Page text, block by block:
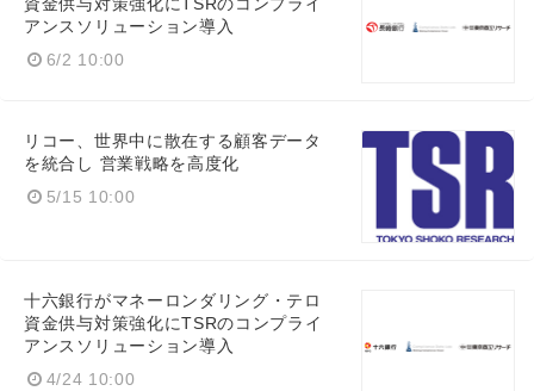
資金供与対策強化にTSRのコンプライ
アンスソリューション導入
6/2 10:00
リコー、世界中に散在する顧客データ
を統合し 営業戦略を高度化
5/15 10:00
十六銀行がマネーロンダリング・テロ
資金供与対策強化にTSRのコンプライ
アンスソリューション導入
4/24 10:00